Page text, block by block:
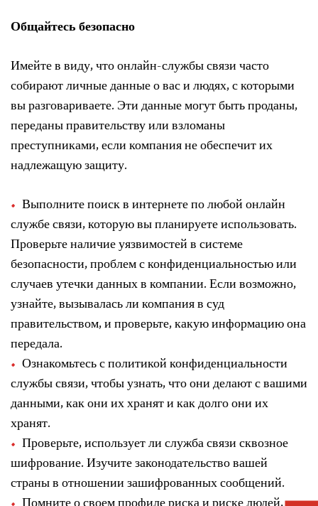
Общайтесь безопасно
Имейте в виду, что онлайн-службы связи часто
собирают личные данные о вас и людях, с которыми
вы разговариваете. Эти данные могут быть проданы,
переданы правительству или взломаны
преступниками, если компания не обеспечит их
надлежащую защиту.
Выполните поиск в интернете по любой онлайн
службе связи, которую вы планируете использовать.
Проверьте наличие уязвимостей в системе
безопасности, проблем с конфиденциальностью или
случаев утечки данных в компании. Если возможно,
узнайте, вызывалась ли компания в суд
правительством, и проверьте, какую информацию она
передала.
Ознакомьтесь с политикой конфиденциальности
службы связи, чтобы узнать, что они делают с вашими
данными, как они их хранят и как долго они их
хранят.
Проверьте, использует ли служба связи сквозное
шифрование. Изучите законодательство вашей
страны в отношении зашифрованных сообщений.